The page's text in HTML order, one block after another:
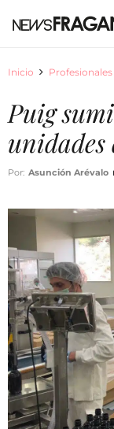
Inicio Profesionales
Puig
unidades
Por: Asunción Arévalo